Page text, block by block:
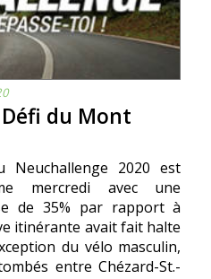
du Mont
Neuchallenge 2020 est
mercredi avec une
de 35% par rapport à
itinérante avait fait halte
du vélo masculin,
entre Chézard-St.-